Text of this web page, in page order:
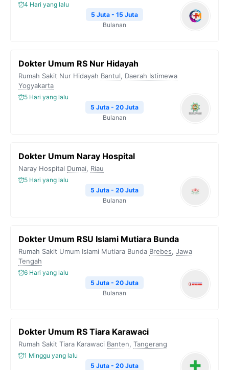
4 Hari yang lalu
5 Juta - 15 Juta
Bulanan
Dokter Umum RS Nur Hidayah
Rumah Sakit Nur Hidayah Bantul, Daerah Istimewa
Yogyakarta
5 Hari yang lalu
5 Juta - 20 Juta
Bulanan
Dokter Umum Naray Hospital
Naray Hospital Dumai, Riau
5 Hari yang lalu
5 Juta - 20 Juta
Bulanan
Dokter Umum RSU Islami Mutiara Bunda
Rumah Sakit Umum Islami Mutiara Bunda Brebes, Jawa
Tengah
6 Hari yang lalu
5 Juta - 20 Juta
Bulanan
Dokter Umum RS Tiara Karawaci
Rumah Sakit Tiara Karawaci Banten, Tangerang
1 Minggu yang lalu
5 Juta - 20 Juta